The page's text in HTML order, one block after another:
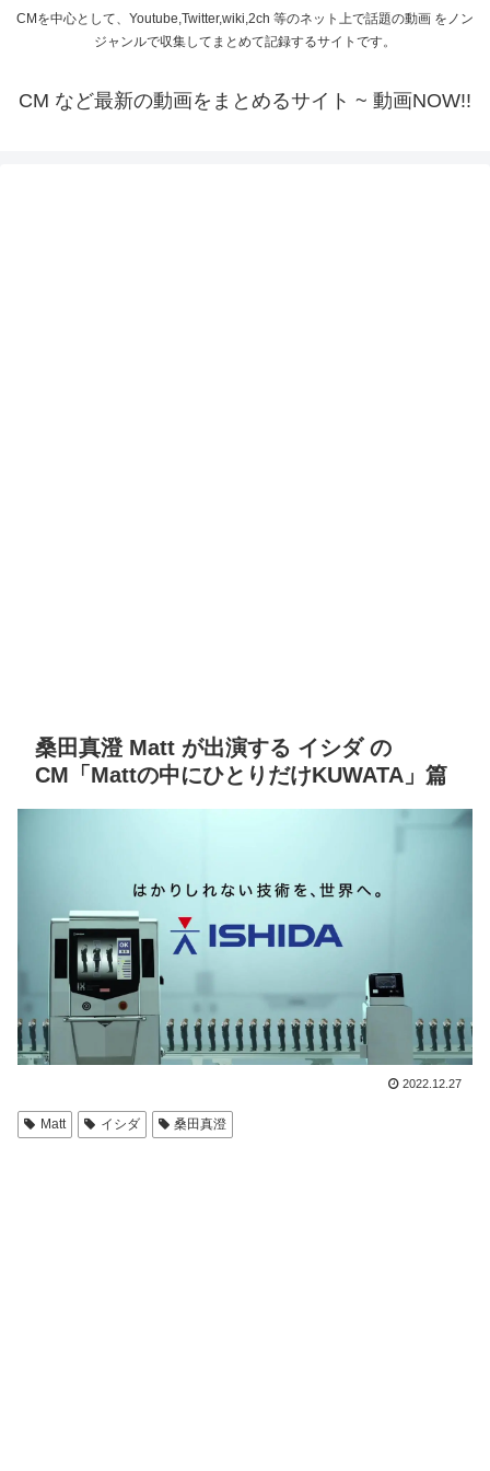
CMを中心として、Youtube,Twitter,wiki,2ch 等のネット上で話題の動画 をノン
ジャンルで収集してまとめて記録するサイトです。
CM など最新の動画をまとめるサイト ~ 動画NOW!!
桑田真澄 Matt が出演する イシダ の
CM「Mattの中にひとりだけKUWATA」篇
2022.12.27
Matt イシダ 桑田真澄